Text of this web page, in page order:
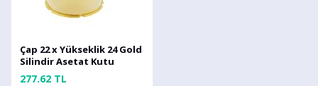
Çap 22 x Yükseklik 24 Gold
Silindir Asetat Kutu
(HM54)
277.62 TL